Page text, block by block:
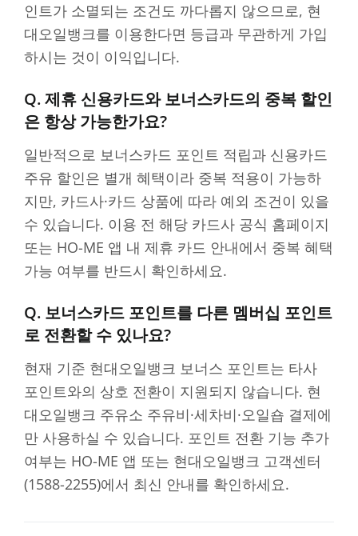
인트가 소멸되는 조건도 까다롭지 않으므로, 현
대오일뱅크를 이용한다면 등급과 무관하게 가입
하시는 것이 이익입니다.
Q. 제휴 신용카드와 보너스카드의 중복 할인
은 항상 가능한가요?
일반적으로 보너스카드 포인트 적립과 신용카드
주유 할인은 별개 혜택이라 중복 적용이 가능하
지만, 카드사·카드 상품에 따라 예외 조건이 있을
수 있습니다. 이용 전 해당 카드사 공식 홈페이지
또는 HO-ME 앱 내 제휴 카드 안내에서 중복 혜택
가능 여부를 반드시 확인하세요.
Q. 보너스카드 포인트를 다른 멤버십 포인트
로 전환할 수 있나요?
현재 기준 현대오일뱅크 보너스 포인트는 타사
포인트와의 상호 전환이 지원되지 않습니다. 현
대오일뱅크 주유소 주유비·세차비·오일숍 결제에
만 사용하실 수 있습니다. 포인트 전환 기능 추가
여부는 HO-ME 앱 또는 현대오일뱅크 고객센터
(1588-2255)에서 최신 안내를 확인하세요.